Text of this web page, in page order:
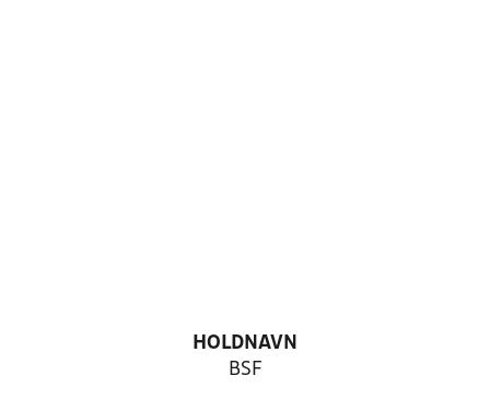
HOLDNAVN
BSF